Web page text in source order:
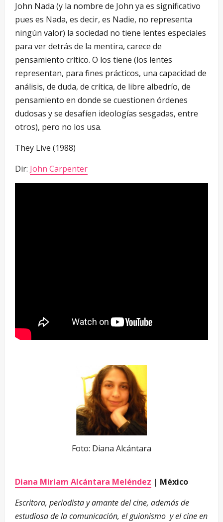
John Nada (y la nombre de John ya es significativo
pues es Nada, es decir, es Nadie, no representa
ningún valor) la sociedad no tiene lentes especiales
para ver detrás de la mentira, carece de
pensamiento crítico. O los tiene (los lentes
representan, para fines prácticos, una capacidad de
análisis, de duda, de crítica, de libre albedrío, de
pensamiento en donde se cuestionen órdenes
dudosas y se desafíen ideologías sesgadas, entre
otros), pero no los usa.
They Live (1988)
Dir: John Carpenter
Foto: Diana Alcántara
Diana Miriam Alcántara Meléndez | México
Escritora, periodista y amante del cine, además de
estudiosa de la comunicación, el guionismo y el cine en